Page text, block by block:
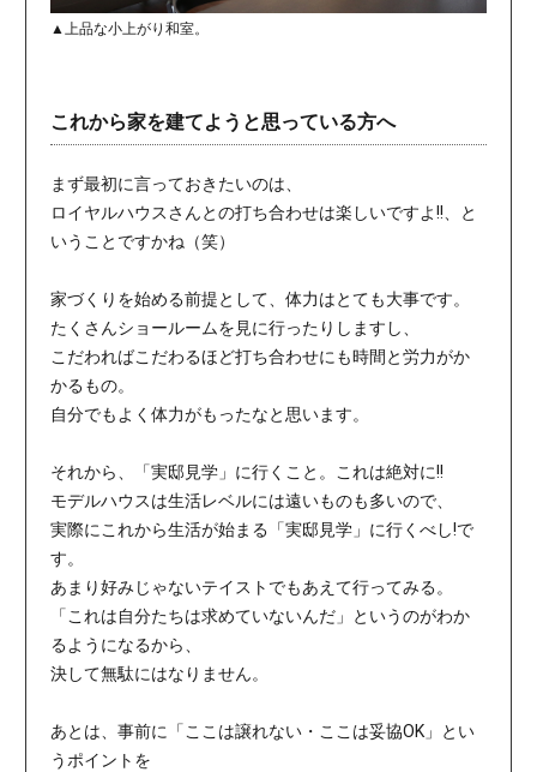
▲上品な小上がり和室。
これから家を建てようと思っている方へ
まず最初に言っておきたいのは、
ロイヤルハウスさんとの打ち合わせは楽しいですよ!!、と
いうことですかね（笑）
家づくりを始める前提として、体力はとても大事です。
たくさんショールームを見に行ったりしますし、
こだわればこだわるほど打ち合わせにも時間と労力がか
かるもの。
自分でもよく体力がもったなと思います。
それから、「実邸見学」に行くこと。これは絶対に!!
モデルハウスは生活レベルには遠いものも多いので、
実際にこれから生活が始まる「実邸見学」に行くべし!で
す。
あまり好みじゃないテイストでもあえて行ってみる。
「これは自分たちは求めていないんだ」というのがわか
るようになるから、
決して無駄にはなりません。
あとは、事前に「ここは譲れない・ここは妥協OK」とい
うポイントを